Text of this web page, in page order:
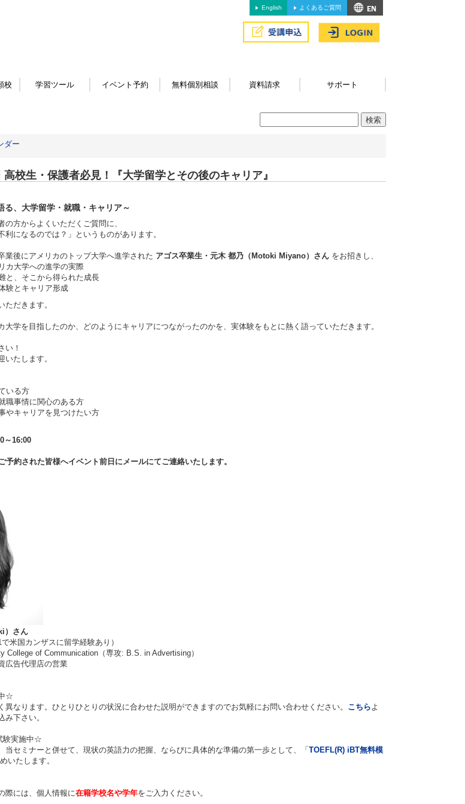
English よくあるご質問
校 学習ツール イベント予約 無料個別相談 資料請求 サポート
ダー
校生・保護者必見！『大学留学とその後のキャリア』
る、大学留学・就職・キャリア～
方からよくいただくご質問に、
利になるのでは？」というものがあります。
業後にアメリカのトップ大学へ進学された アゴス卒業生・元木 都乃（Motoki Miyano）さん をお招きし、
カ大学への進学の実際
と、そこから得られた成長
験とキャリア形成
ただきます。
大学を目指したのか、どのようにキャリアにつながったのかを、実体験をもとに熱く語っていただきます。
い！
たします。
いる方
職事情に関心のある方
やキャリアを見つけたい方
～16:00
約された皆様へイベント前日にメールにてご連絡いたします。
）さん
米国カンザスに留学経験あり）
College of Communication（専攻: B.S. in Advertising）
広告代理店の営業
中☆
異なります。ひとりひとりの状況に合わせた説明ができますのでお気軽にお問い合わせください。 こちらよ
み下さい。
験実施中☆
当セミナーと併せて、現状の英語力の把握、ならびに具体的な準備の第一歩として、「 TOEFL(R) iBT無料模
いたします。
際には、個人情報に在籍学校名や学年をご入力ください。